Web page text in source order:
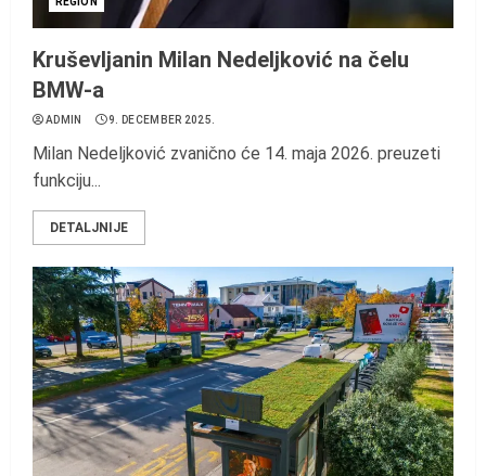
Kruševljanin Milan Nedeljković na čelu
BMW-a
ADMIN 9. DECEMBER 2025.
Milan Nedeljković zvanično će 14. maja 2026. preuzeti
funkciju...
DETALJNIJE